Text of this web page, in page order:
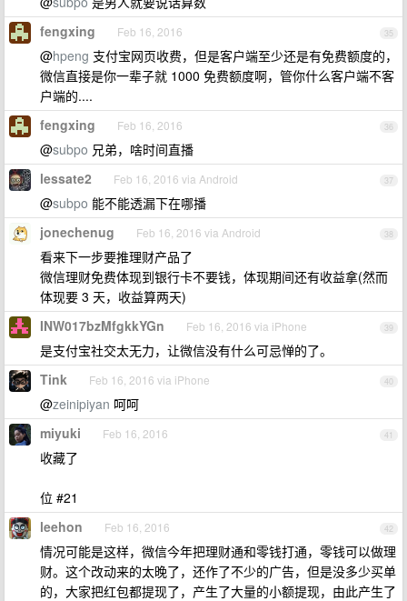
35
fengxing Feb 16, 2016
@hpeng 支付宝网页收费，但是客户端至少还是有免费额度的，
微信直接是你一辈子就 1000 免费额度啊，管你什么客户端不客
户端的....
36
fengxing Feb 16, 2016
@subpo 兄弟，啥时间直播
37
lessate2 Feb 16, 2016 via Android
@subpo 能不能透漏下在哪播
38
jonechenug Feb 16, 2016 via Android
看来下一步要推理财产品了
微信理财免费体现到银行卡不要钱，体现期间还有收益拿(然而
体现要 3 天，收益算两天)
39
INW017bzMfgkkYGn Feb 16, 2016 via iPhone
是支付宝社交太无力，让微信没有什么可忌惮的了。
40
Tink Feb 16, 2016 via iPhone
@zeinipiyan 呵呵
41
miyuki Feb 16, 2016
收藏了
位 #21
42
leehon Feb 16, 2016
情况可能是这样，微信今年把理财通和零钱打通，零钱可以做理
财。这个改动来的太晚了，还作了不少的广告，但是没多少买单
的，大家把红包都提现了，产生了大量的小额提现，由此产生了